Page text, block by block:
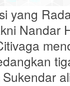
yang
Nandar